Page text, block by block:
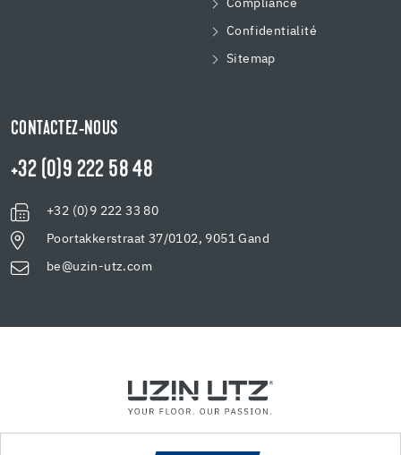
Compliance
Confidentialité
Sitemap
CONTACTEZ-NOUS
+32 (0)9 222 58 48
+32 (0)9 222 33 80
Poortakkerstraat 37/0102, 9051 Gand
be@uzin-utz.com